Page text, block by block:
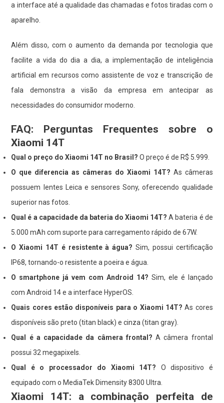
a interface até a qualidade das chamadas e fotos tiradas com o
aparelho.
Além disso, com o aumento da demanda por tecnologia que
facilite a vida do dia a dia, a implementação de inteligência
artificial em recursos como assistente de voz e transcrição de
fala demonstra a visão da empresa em antecipar as
necessidades do consumidor moderno.
FAQ: Perguntas Frequentes sobre o
Xiaomi 14T
Qual o preço do Xiaomi 14T no Brasil? O preço é de R$ 5.999.
O que diferencia as câmeras do Xiaomi 14T? As câmeras
possuem lentes Leica e sensores Sony, oferecendo qualidade
superior nas fotos.
Qual é a capacidade da bateria do Xiaomi 14T? A bateria é de
5.000 mAh com suporte para carregamento rápido de 67W.
O Xiaomi 14T é resistente à água? Sim, possui certificação
IP68, tornando-o resistente a poeira e água.
O smartphone já vem com Android 14? Sim, ele é lançado
com Android 14 e a interface HyperOS.
Quais cores estão disponíveis para o Xiaomi 14T? As cores
disponíveis são preto (titan black) e cinza (titan gray).
Qual é a capacidade da câmera frontal? A câmera frontal
possui 32 megapixels.
Qual é o processador do Xiaomi 14T? O dispositivo é
equipado com o MediaTek Dimensity 8300 Ultra.
Xiaomi 14T: a combinação perfeita de